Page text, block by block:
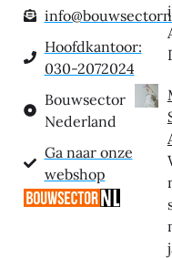
Hoofdkantoor:
030-2072024
Bouwsector
Nederland
Ga naar onze
webshop